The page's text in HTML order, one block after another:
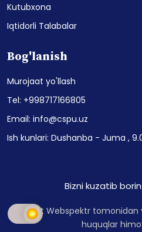
Kutubxona
Iqtidorli Talabalar
Bog'lanish
Murojaat yo'llash
Tel: +998717166805
Email: info@cspu.uz
Ish kunlari: Dushanba - Juma ,
Bizni kuzatib
Sayt Webspektr tomonidan
huquqlar